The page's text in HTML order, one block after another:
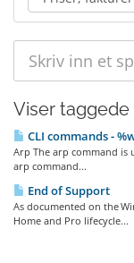
Viser
CLI commands -
Arp The arp command is
arp command...
End of Support
As documented on the
Home and Pro lifecycle...